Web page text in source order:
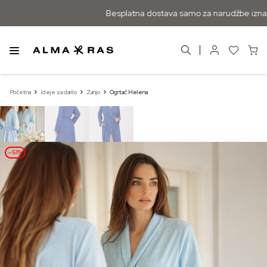
Besplatna dostava samo za narudžbe
Početna Ideje za darilo Zanjo Ogrtač Helena
–51%